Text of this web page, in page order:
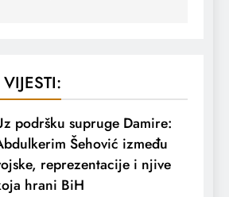
podršku supruge Damire:
Šehović između
reprezentacije i njive
hrani BiH